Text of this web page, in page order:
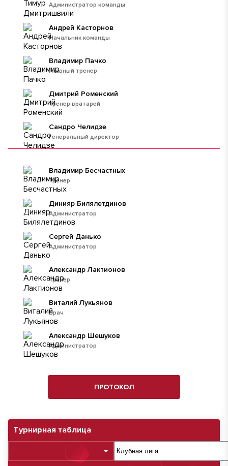
Турнирная таблица
Администратор команды
Начальник команды
Андрей Касторнов
Главный тренер
Владимир Пачко
Тренер вратарей
Дмитрий Роменский
Генеральный директор
Сандро Челидзе
Тренер
Владимир Бесчастных
Администратор
Динияр Билялетдинов
Администратор
Сергей Данько
Тренер
Александр Лактионов
Врач
Виталий Лукьянов
Администратор
Александр Шешуков
ПРОТОКОЛ